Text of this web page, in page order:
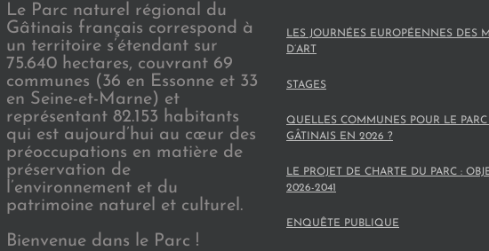
Le Parc naturel régional du
Gâtinais français correspond à
un territoire s’étendant sur
75.640 hectares, couvrant 69
communes (36 en Essonne et 33
en Seine-et-Marne) et
représentant 82.153 habitants
qui est aujourd’hui au cœur des
préoccupations en matière de
préservation de
l’environnement et du
patrimoine naturel et culturel.
Bienvenue dans le Parc !
LES JOURNÉES EUROPÉENNES DES
D’ART
STAGES
QUELLES COMMUNES POUR LE PARC
GÂTINAIS EN 2026 ?
LE PROJET DE CHARTE DU PARC :
2026-2041
ENQUÊTE PUBLIQUE